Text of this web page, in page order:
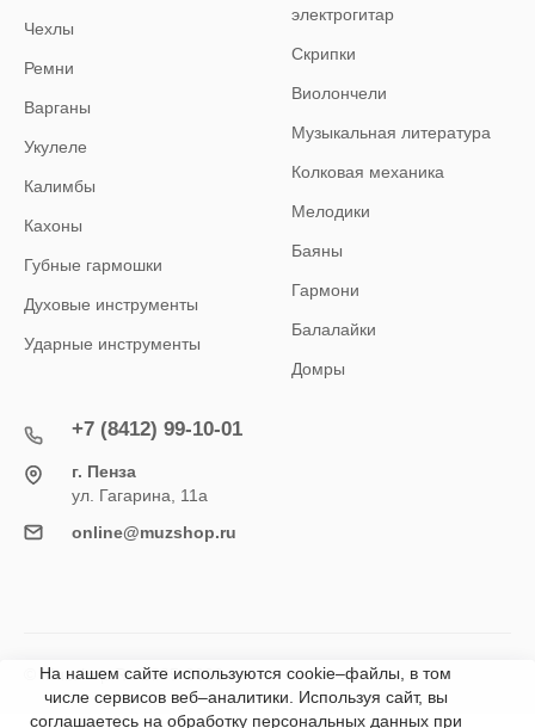
Чехлы
Ремни
Варганы
Укулеле
Калимбы
Кахоны
Губные гармошки
Духовые инструменты
Ударные инструменты
электрогитар
Скрипки
Виолончели
Музыкальная литература
Колковая механика
Мелодики
Баяны
Гармони
Балалайки
Домры
+7 (8412) 99-10-01
г. Пенза
ул. Гагарина, 11а
online@muzshop.ru
© Muzshop.Ru 1995-2026
На нашем сайте используются cookie–файлы, в том
числе сервисов веб–аналитики. Используя сайт, вы
соглашаетесь на обработку персональных данных при